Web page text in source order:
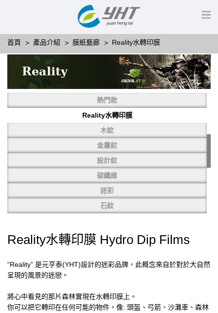
首頁 產品介紹 膜紙藝廊 Reality水轉印膜
Reality
熱門款
Reality水轉印膜
木紋
金屬紋
設計紋
碳纖維
迷彩
石紋
Reality水轉印膜 Hydro Dip Films
“Reality” 是元亨泰(YHT)設計的迷彩品牌，此概念來自於對於大自然
呈現的風景的迷戀。
將心中看見的那片森林實現在水轉印膜上。
你可以把它轉印在任何可能的物件，像: 頭盔、弓箭、沙灘車、森林